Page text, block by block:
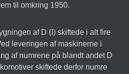
til omkring 1950.
af D (I) skiftede i alt fire
leveringen af maskinerne i
af numrene på blandt andet D
skiftede derfor numre